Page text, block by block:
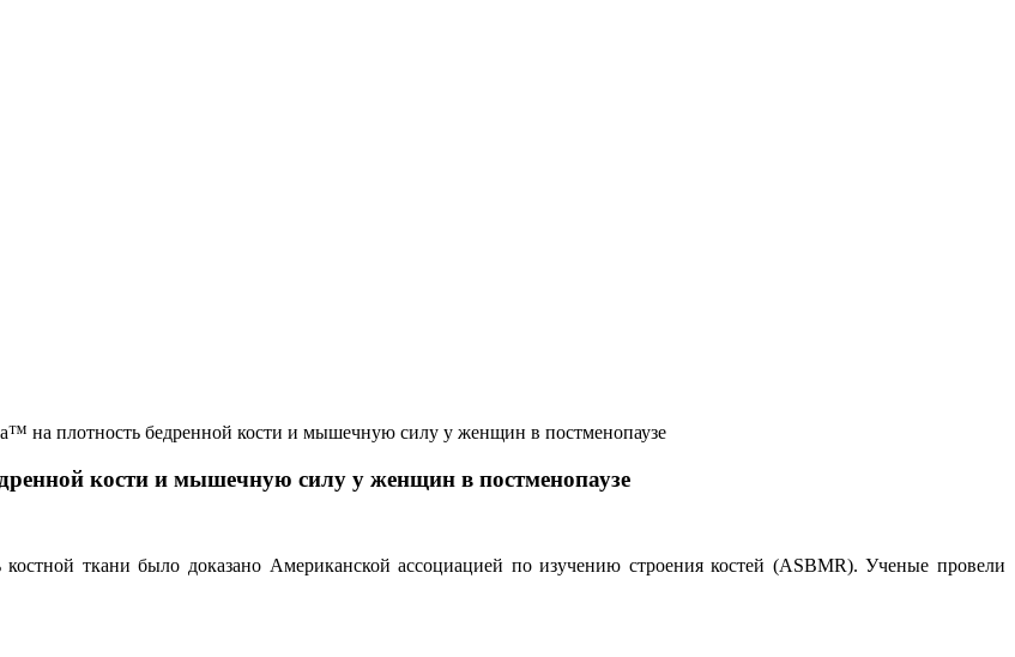
на плотность бедренной кости и мышечную силу у женщин в постменопаузе
кости и мышечную силу у женщин в постменопаузе
ткани было доказано Американской ассоциацией по изучению строения костей (ASBMR). Ученые провели